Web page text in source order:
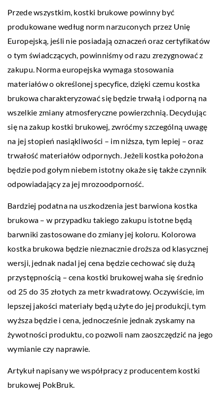
Przede wszystkim, kostki brukowe powinny być
produkowane według norm narzuconych przez Unię
Europejską, jeśli nie posiadają oznaczeń oraz certyfikatów
o tym świadczących, powinniśmy od razu zrezygnować z
zakupu. Norma europejska wymaga stosowania
materiałów o określonej specyfice, dzięki czemu kostka
brukowa charakteryzować się będzie trwałą i odporną na
wszelkie zmiany atmosferyczne powierzchnią. Decydując
się na zakup kostki brukowej, zwróćmy szczególną uwagę
na jej stopień nasiąkliwości – im niższa, tym lepiej – oraz
trwałość materiałów odpornych. Jeżeli kostka położona
będzie pod gołym niebem istotny okaże się także czynnik
odpowiadający za jej mrozoodporność.
Bardziej podatna na uszkodzenia jest barwiona kostka
brukowa – w przypadku takiego zakupu istotne będą
barwniki zastosowane do zmiany jej koloru. Kolorowa
kostka brukowa będzie nieznacznie droższa od klasycznej
wersji, jednak nadal jej cena będzie cechować się dużą
przystępnością – cena kostki brukowej waha się średnio
od 25 do 35 złotych za metr kwadratowy. Oczywiście, im
lepszej jakości materiały będą użyte do jej produkcji, tym
wyższa będzie i cena, jednocześnie jednak zyskamy na
żywotności produktu, co pozwoli nam zaoszczędzić na jego
wymianie czy naprawie.
Artykuł napisany we współpracy z producentem kostki
brukowej PokBruk.